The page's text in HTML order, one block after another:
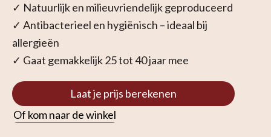
✓ Natuurlijk en milieuvriendelijk geproduceerd
✓ Antibacterieel en hygiënisch – ideaal bij
allergieën
✓ Gaat gemakkelijk 25 tot 40 jaar mee
Laat je prijs berekenen
Of kom naar de winkel